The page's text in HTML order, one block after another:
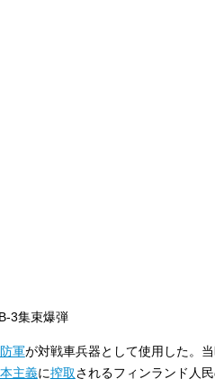
3集束爆弾
軍が対戦車兵器として使用した。
主義に搾取されるフィンランド人